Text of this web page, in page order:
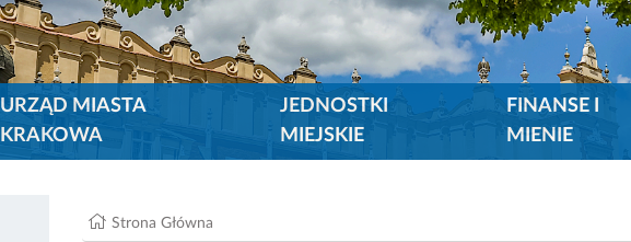
URZĄD MIASTA
KRAKOWA
JEDNOSTKI
MIEJSKIE
FINANSE I
MIENIE
Strona Główna